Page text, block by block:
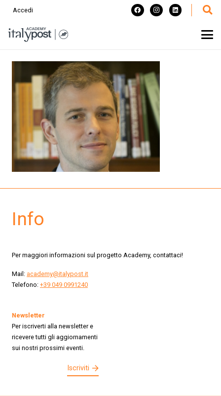
Accedi
Info
Per maggiori informazioni sul progetto Academy, contattaci!
Mail: academy@italypost.it
Telefono: +39 049 0991240
Newsletter
Per iscriverti alla newsletter e
ricevere tutti gli aggiornamenti
sui nostri prossimi eventi.
Iscriviti